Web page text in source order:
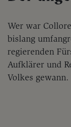
Wer war
bislang
regierenden
Aufklärer und
Volkes gewann.